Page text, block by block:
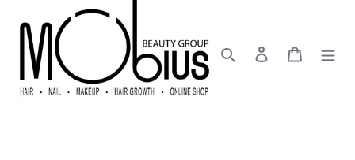
Search Log in Cart